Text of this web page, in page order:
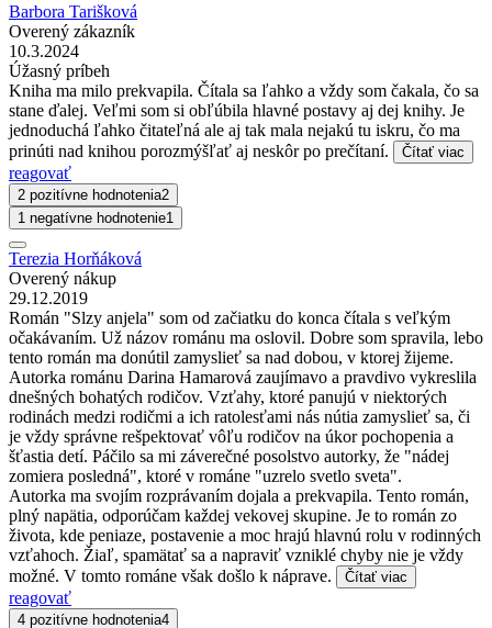
Barbora Tarišková
Overený zákazník
10.3.2024
Úžasný príbeh
Kniha ma milo prekvapila. Čítala sa ľahko a vždy som čakala, čo sa
stane ďalej. Veľmi som si obľúbila hlavné postavy aj dej knihy. Je
jednoduchá ľahko čitateľná ale aj tak mala nejakú tu iskru, čo ma
prinúti nad knihou porozmýšľať aj neskôr po prečítaní.
Čítať viac
reagovať
2 pozitívne hodnotenia2
1 negatívne hodnotenie1
Terezia Horňáková
Overený nákup
29.12.2019
Román "Slzy anjela" som od začiatku do konca čítala s veľkým
očakávaním. Už názov románu ma oslovil. Dobre som spravila, lebo
tento román ma donútil zamyslieť sa nad dobou, v ktorej žijeme.
Autorka románu Darina Hamarová zaujímavo a pravdivo vykreslila
dnešných bohatých rodičov. Vzťahy, ktoré panujú v niektorých
rodinách medzi rodičmi a ich ratolesťami nás nútia zamyslieť sa, či
je vždy správne rešpektovať vôľu rodičov na úkor pochopenia a
šťastia detí. Páčilo sa mi záverečné posolstvo autorky, že "nádej
zomiera posledná", ktoré v románe "uzrelo svetlo sveta".
Autorka ma svojím rozprávaním dojala a prekvapila. Tento román,
plný napätia, odporúčam každej vekovej skupine. Je to román zo
života, kde peniaze, postavenie a moc hrajú hlavnú rolu v rodinných
vzťahoch. Žiaľ, spamätať sa a napraviť vzniklé chyby nie je vždy
možné. V tomto románe však došlo k náprave.
Čítať viac
reagovať
4 pozitívne hodnotenia4